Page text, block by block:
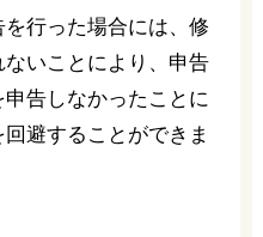
行った場合には、修
いことにより、申告
告しなかったことに
避することができま